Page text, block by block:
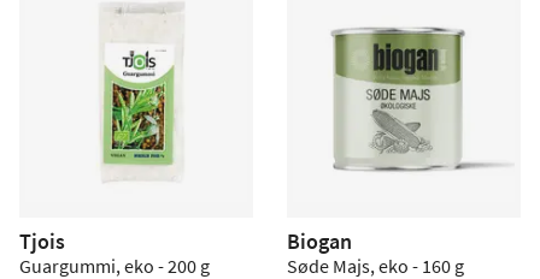
Tjois
Guargummi, eko - 200 g
Biogan
Søde Majs, eko - 160 g